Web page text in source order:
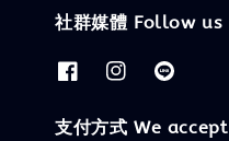
社群媒體 Follow us
支付方式 We accept